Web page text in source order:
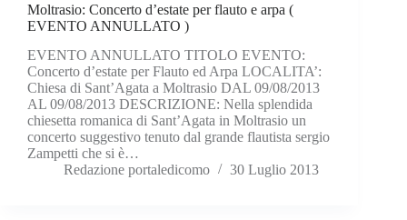
Moltrasio: Concerto d’estate per flauto e arpa (
EVENTO ANNULLATO )
EVENTO ANNULLATO TITOLO EVENTO:
Concerto d’estate per Flauto ed Arpa LOCALITA’:
Chiesa di Sant’Agata a Moltrasio DAL 09/08/2013
AL 09/08/2013 DESCRIZIONE: Nella splendida
chiesetta romanica di Sant’Agata in Moltrasio un
concerto suggestivo tenuto dal grande flautista sergio
Zampetti che si è…
Redazione portaledicomo
30 Luglio 2013